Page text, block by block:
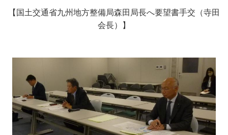
【国土交通省九州地方整備局森田局長へ要望書手交（寺田
会長）】